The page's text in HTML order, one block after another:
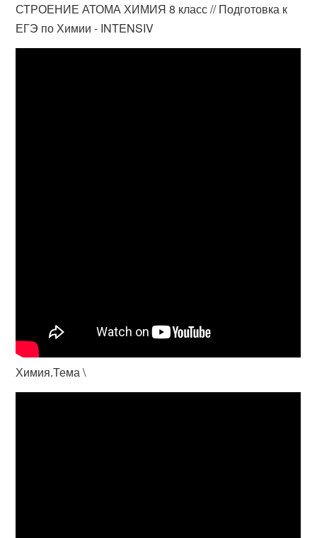
СТРОЕНИЕ АТОМА ХИМИЯ 8 класс // Подготовка к
ЕГЭ по Химии - INTENSIV
Химия.Тема \